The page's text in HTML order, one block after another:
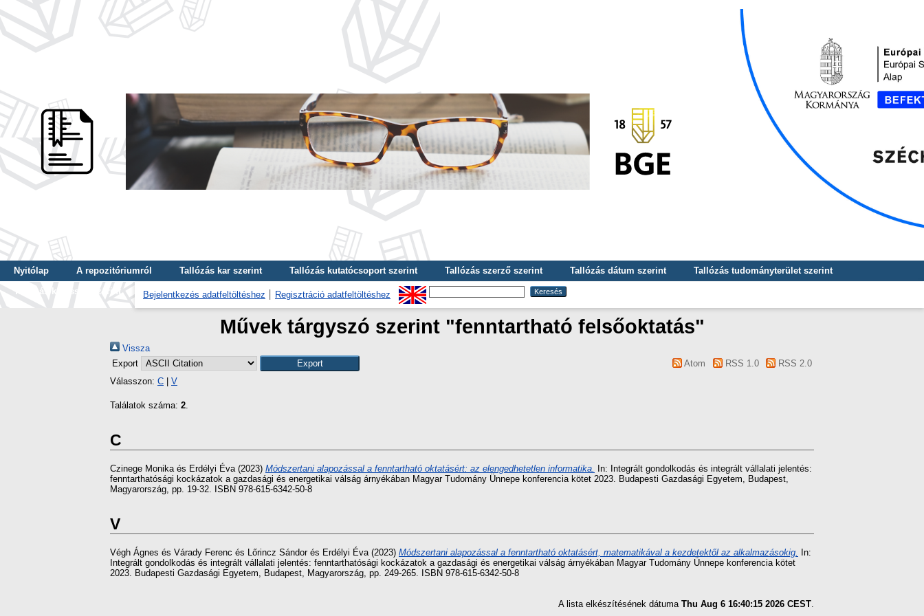
Nyitólap A repozitóriumról Tallózás kar szerint Tallózás kutatócsoport szerint Tallózás szerző szerint Tallózás dátum szerint
Tallózás tudományterület szerint
Tallózás kulcsszó szerint
Bejelentkezés adatfeltöltéshez Regisztráció adatfeltöltéshez
Művek tárgyszó szerint "fenntartható felsőoktatás"
Vissza
Export
Atom RSS 1.0
RSS 2.0
Válasszon: C V
Találatok száma: 2.
C
Czinege Monikaés Erdélyi Éva(2023) Módszertani alapozással a fenntartható oktatásért: az elengedhetetlen informatika.
In: Integrált gondolkodás és integrált vállalati jelentés:
fenntarthatósági kockázatok a gazdasági és energetikai válság árnyékában Magyar Tudomány Ünnepe konferencia kötet 2023. Budapesti Gazdasági Egyetem, Budapest,
Magyarország, pp. 19-32. ISBN 978-615-6342-50-8
V
Végh Ágnes és Várady Ferenc és Lőrincz Sándorés Erdélyi Éva(2023) Módszertani alapozással a fenntartható oktatásért, matematikával a kezdetektől az alkalmazásokig.
In:
Integrált gondolkodás és integrált vállalati jelentés: fenntarthatósági kockázatok a gazdasági és energetikai válság árnyékában Magyar Tudomány Ünnepe konferencia kötet
2023. Budapesti Gazdasági Egyetem, Budapest, Magyarország, pp. 249-265. ISBN 978-615-6342-50-8
A lista elkészítésének dátuma Thu Aug 6 16:40:15 2026 CEST.